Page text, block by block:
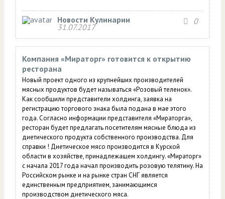
Новости Кулинарии
31.07.2017
0
Компания «Мираторг» готовится к открытию
ресторана
Новый проект одного из крупнейших производителей
мясных продуктов будет называться «Розовый теленок».
Как сообщили представители холдинга, заявка на
регистрацию торгового знака была подана в мае этого
года. Согласно информации представителя «Мираторга»,
ресторан будет предлагать посетителям мясные блюда из
диетического продукта собственного производства. Для
справки ! Диетическое мясо производится в Курской
области в хозяйстве, принадлежащем холдингу. «Мираторг»
с начала 2017 года начал производить розовую телятину. На
Российском рынке и на рынке стран СНГ является
единственным предприятием, занимающимся
производством диетического мяса.